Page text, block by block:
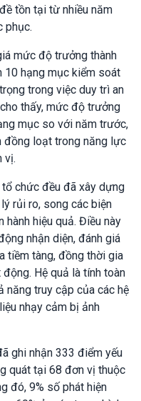
tồn tại từ nhiều năm
phục.
mức độ trưởng thành
hạng mục kiểm soát
trong việc duy trì an
thấy, mức độ trưởng
mục so với năm trước,
đồng loạt trong năng lực
vị.
tổ chức đều đã xây dựng
rủi ro, song các biện
hiệu quả. Điều này
nhận diện, đánh giá
tiềm tàng, đồng thời gia
Hệ quả là tính toàn
năng truy cập của các hệ
nhạy cảm bị ảnh
ghi nhận 333 điểm yếu
quát tại 68 đơn vị thuộc
đó, 9% số phát hiện